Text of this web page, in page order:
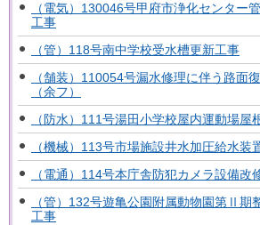
（電気）130046号甲府市浄化センター
工事
（管）118号南中学校受水槽更新工事
（舗装）110054号漏水修理に伴う路面
（余フ）
（防水）111号湯田小学校屋内運動場屋
（機械）113号市場施設井水加圧給水装
（電通）114号本庁舎防犯カメラ設備改
（管）132号遊亀公園附属動物園第Ⅱ期
工事